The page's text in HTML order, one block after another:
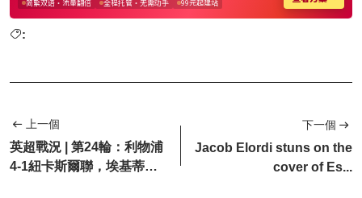
:
上一個
英超戰況 | 第24輪：利物浦
4-1紐卡斯爾聯，埃基蒂克
下一個
Jacob Elordi stuns on the
cover of Es...